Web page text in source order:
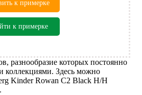
к примерке
к примерке
разнообразие которых постоянно
коллекциями. Здесь можно
Kinder Rowan C2 Black H/H